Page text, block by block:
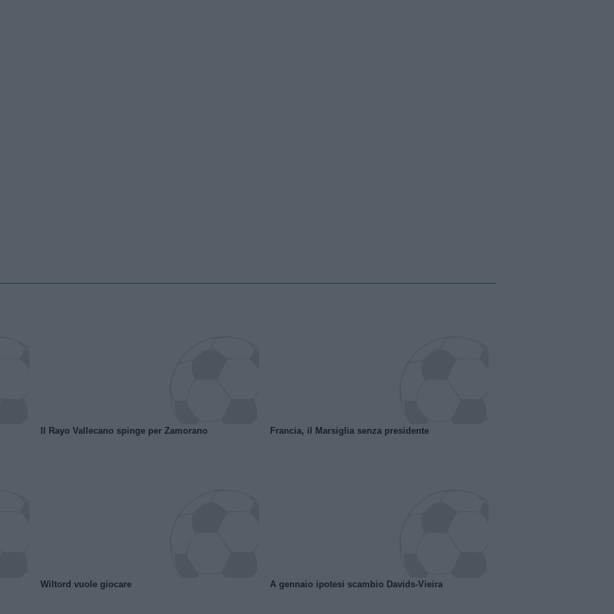
Il Rayo Vallecano spinge per Zamorano Francia, il Marsiglia senza presidente
Wiltord vuole giocare A gennaio ipotesi scambio Davids-Vieira